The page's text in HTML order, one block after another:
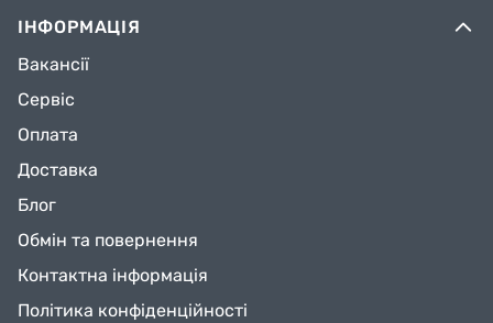
ІНФОРМАЦІЯ
Вакансії
Сервіс
Оплата
Доставка
Блог
Обмін та повернення
Контактна інформація
Політика конфіденційності